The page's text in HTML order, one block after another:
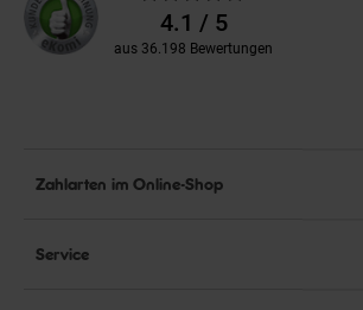
Bewertungen4.1 / 5
aus 36.198 Bewertungen
Zahlarten im Online-Shop
Service